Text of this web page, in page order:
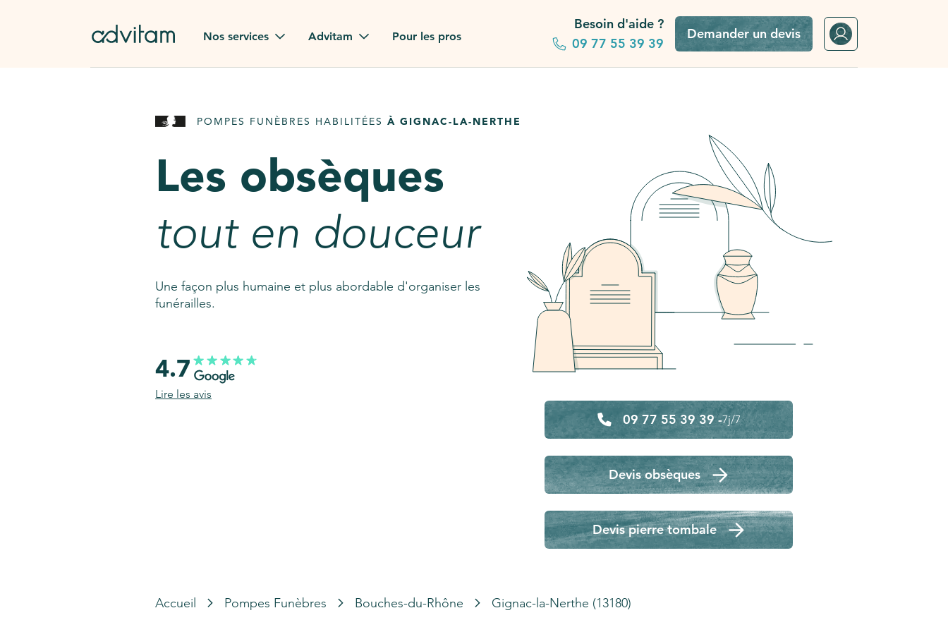
Nos services
Rapatriement à
Pierre tombale
AssistGPT
Nos services en plus
Advitam
Advitam dans la presse
Consultez notre FAQ
Pour les pros
Besoin d'aide ?
09 77 55 39 39
Demander un devis
POMPES FUNÈBRES HABILITÉES À GIGNAC-LA-NERTHE
Les obsèques
tout en douceur
Une façon plus humaine et plus abordable d'organiser les
funérailles.
09 77 55 39 39 -7j/7
Devis obsèques
Devis pierre tombale
4.7
Lire les avis
Accueil Pompes Funèbres Bouches-du-Rhône Gignac-la-Nerthe (13180)